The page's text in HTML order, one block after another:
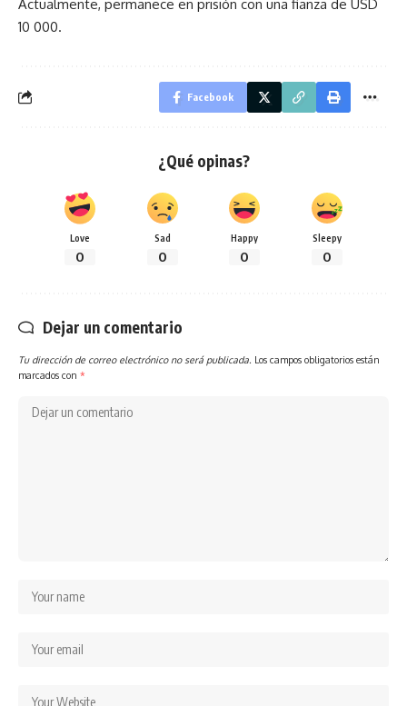
Actualmente, permanece en prisión con una fianza de USD
10 000.
Facebook
¿Qué opinas?
Love
0
Sad
0
Happy
0
Sleepy
0
Dejar un comentario
Tu dirección de correo electrónico no será publicada. Los campos obligatorios están
marcados con *